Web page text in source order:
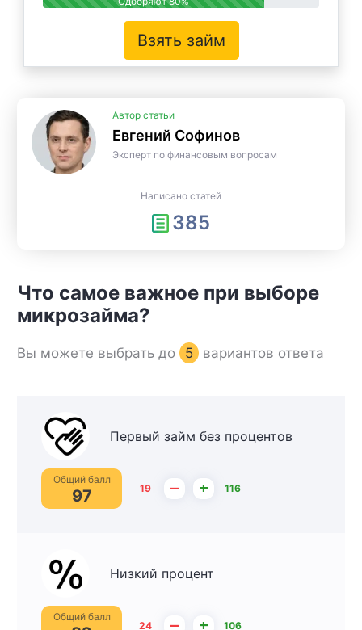
Взять займ
Автор статьи
Евгений Софинов
Эксперт по финансовым вопросам
Написано статей
385
Что самое важное при выборе
микрозайма?
Вы можете выбрать до 5 вариантов ответа
Первый займ без процентов
Общий балл
97 19 – + 116
Низкий процент
Общий балл
24 – + 106